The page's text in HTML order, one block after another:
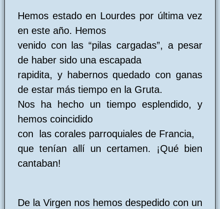
Hemos estado en Lourdes por última vez
en este año. Hemos
venido con las “pilas cargadas”, a pesar
de haber sido una escapada
rapidita, y habernos quedado con ganas
de estar más tiempo en la Gruta.
Nos ha hecho un tiempo esplendido, y
hemos coincidido
con las corales parroquiales de Francia,
que tenían allí un certamen. ¡Qué bien
cantaban!
De la Virgen nos hemos despedido con un